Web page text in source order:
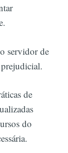
servidor de
prejudicial.
de
do